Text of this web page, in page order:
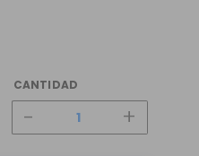
CANTIDAD
- +